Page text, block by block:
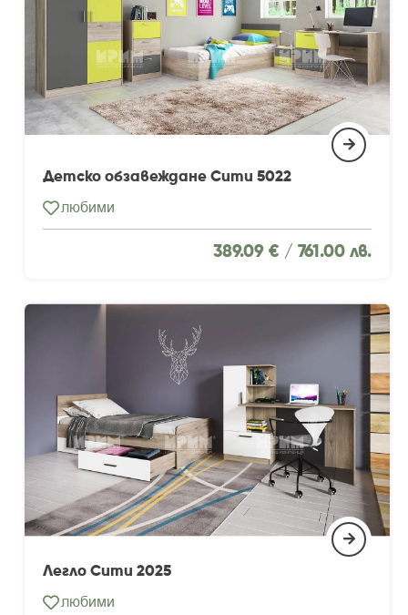
Детско обзавеждане Сити 5022
любими
389.09 € / 761.00 лв.
Легло Сити 2025
любими